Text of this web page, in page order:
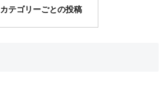
カテゴリーごとの投稿